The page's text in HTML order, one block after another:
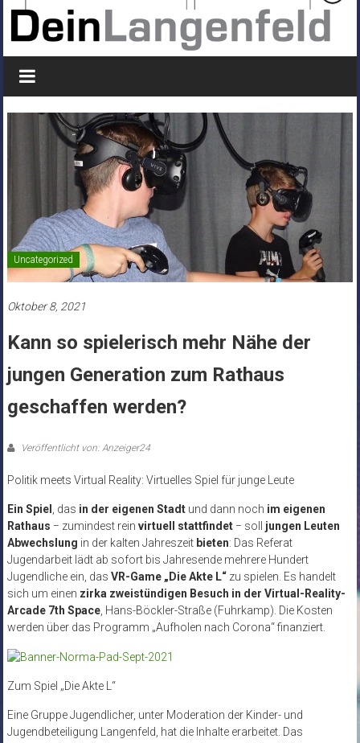
Uncategorized
Oktober 8, 2021
Kann so spielerisch mehr Nähe der
jungen Generation zum Rathaus
geschaffen werden?
Veröffentlicht von: Anzeiger24
Politik meets Virtual Reality: Virtuelles Spiel für junge Leute
Ein Spiel , das in der eigenen Stadtund dann noch im eigenen
Rathaus − zumindest rein virtuell stattfindet− soll jungen Leuten
Abwechslung in der kalten Jahreszeit bieten: Das Referat
Jugendarbeit lädt ab sofort bis Jahresende mehrere Hundert
Jugendliche ein, das VR-Game „Die Akte L“zu spielen. Es handelt
sich um einen zirka zweistündigen Besuch in der Virtual-Reality-
Arcade 7th Space, Hans-Böckler-Straße (Fuhrkamp). Die Kosten
werden über das Programm „Aufholen nach Corona“ finanziert.
Zum Spiel „Die Akte L“
Eine Gruppe Jugendlicher, unter Moderation der Kinder- und
Jugendbeteiligung Langenfeld, hat die Inhalte erarbeitet. Das